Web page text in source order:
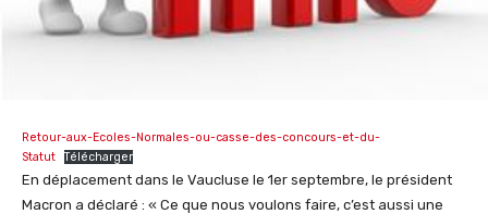
Retour-aux-Ecoles-Normales-ou-casse-des-concours-et-du-
Statut
Télécharger
En déplacement dans le Vaucluse le 1er septembre, le président
Macron a déclaré : « Ce que nous voulons faire, c’est aussi une